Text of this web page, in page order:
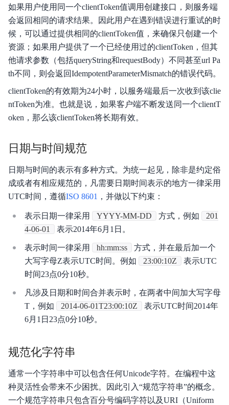
如果用户使用同一个clientToken值调用创建接口，则服务端
会返回相同的请求结果。因此用户在遇到错误进行重试的时
候，可以通过提供相同的clientToken值，来确保只创建一个
资源；如果用户提供了一个已经使用过的clientToken，但其
他请求参数（包括queryString和requestBody）不同甚至url Pa
th不同，则会返回IdempotentParameterMismatch的错误代码。
clientToken的有效期为24小时，以服务端最后一次收到该clie
ntToken为准。也就是说，如果客户端不断发送同一个clientT
oken，那么该clientToken将长期有效。
日期与时间规范
日期与时间的表示有多种方式。为统一起见，除非是约定俗
成或者有相应规范的，凡需要日期时间表示的地方一律采用
UTC时间，遵循ISO 8601 ，并做以下约束：
表示日期一律采用 YYYY-MM-DD 方式，例如
201
4-06-01
表示2014年6月1日。
表示时间一律采用 hh:mm:ss
方式，并在最后加一个
大写字母Z表示UTC时间。例如
23:00:10Z
表示UTC
时间23点0分10秒。
凡涉及日期和时间合并表示时，在两者中间加大写字母
T，例如
2014-06-01T23:00:10Z
表示UTC时间2014年
6月1日23点0分10秒。
规范化字符串
通常一个字符串中可以包含任何Unicode字符。在编程中这
种灵活性会带来不少困扰。因此引入“规范字符串”的概念。
一个规范字符串只包含百分号编码字符以及URI（Uniform